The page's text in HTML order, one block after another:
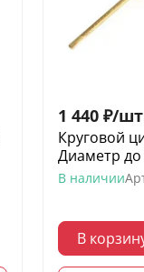
1 440 ₽/
Круговой
Диаметр
В наличии
В